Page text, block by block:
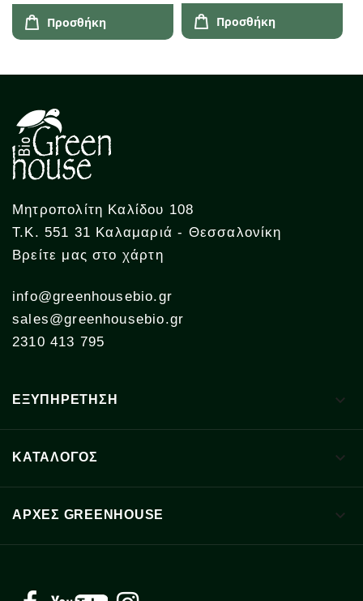
Προσθήκη Προσθήκη
Μητροπολίτη Καλίδου 108
Τ.Κ. 551 31 Καλαμαριά - Θεσσαλονίκη
Βρείτε μας στο χάρτη
info@greenhousebio.gr
sales@greenhousebio.gr
2310 413 795
ΕΞΥΠΗΡΕΤΗΣΗ 
ΚΑΤΑΛΟΓΟΣ 
ΑΡΧΈΣ GREENHOUSE 